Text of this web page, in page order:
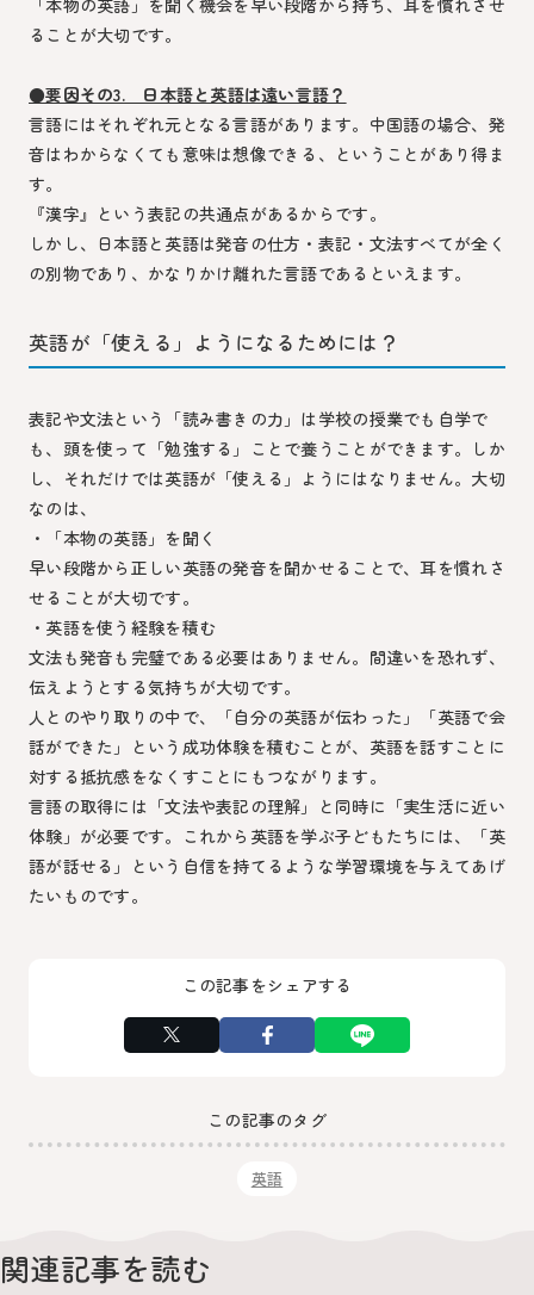
「本物の英語」を聞く機会を早い段階から持ち、耳を慣れさせ
ることが大切です。
●要因その3. 日本語と英語は遠い言語？
言語にはそれぞれ元となる言語があります。中国語の場合、発
音はわからなくても意味は想像できる、ということがあり得ま
す。
『漢字』という表記の共通点があるからです。
しかし、日本語と英語は発音の仕方・表記・文法すべてが全く
の別物であり、かなりかけ離れた言語であるといえます。
英語が「使える」ようになるためには？
表記や文法という「読み書きの力」は学校の授業でも自学で
も、頭を使って「勉強する」ことで養うことができます。しか
し、それだけでは英語が「使える」ようにはなりません。大切
なのは、
・「本物の英語」を聞く
早い段階から正しい英語の発音を聞かせることで、耳を慣れさ
せることが大切です。
・英語を使う経験を積む
文法も発音も完璧である必要はありません。間違いを恐れず、
伝えようとする気持ちが大切です。
人とのやり取りの中で、「自分の英語が伝わった」「英語で会
話ができた」という成功体験を積むことが、英語を話すことに
対する抵抗感をなくすことにもつながります。
言語の取得には「文法や表記の理解」と同時に「実生活に近い
体験」が必要です。これから英語を学ぶ子どもたちには、「英
語が話せる」という自信を持てるような学習環境を与えてあげ
たいものです。
この記事をシェアする
この記事のタグ
英語
関連記事を読む